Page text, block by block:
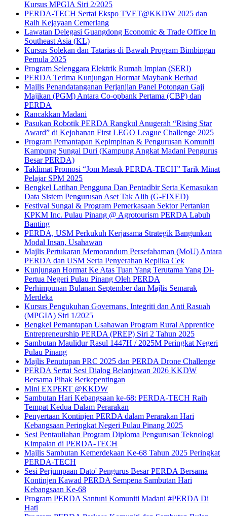
Kursus MPGIA Siri 2/2025
PERDA-TECH Sertai Ekspo TVET@KKDW 2025 dan
Raih Kejayaan Cemerlang
Lawatan Delegasi Guangdong Economic & Trade Office In
Southeast Asia (KL)
Kursus Solekan dan Tatarias di Bawah Program Bimbingan
Pemula 2025
Program Selenggara Elektrik Rumah Impian (SERI)
PERDA Terima Kunjungan Hormat Maybank Berhad
Majlis Penandatanganan Perjanjian Panel Potongan Gaji
Majikan (PGM) Antara Co-opbank Pertama (CBP) dan
PERDA
Rancakkan Madani
Pasukan Robotik PERDA Rangkul Anugerah “Rising Star
Award” di Kejohanan First LEGO League Challenge 2025
Program Pemantapan Kepimpinan & Pengurusan Komuniti
Kampung Sungai Duri (Kampung Angkat Madani Pengurus
Besar PERDA)
Taklimat Promosi “Jom Masuk PERDA-TECH” Tarik Minat
Pelajar SPM 2025
Bengkel Latihan Pengguna Dan Pentadbir Serta Kemasukan
Data Sistem Pengurusan Aset Tak Alih (G-FIXED)
Festival Sungai & Program Pemerkasaan Sektor Pertanian
KPKM Inc. Pulau Pinang @ Agrotourism PERDA Labuh
Banting
PERDA, USM Perkukuh Kerjasama Strategik Bangunkan
Modal Insan, Usahawan
Majlis Pertukaran Memorandum Persefahaman (MoU) Antara
PERDA dan USM Serta Penyerahan Replika Cek
Kunjungan Hormat Ke Atas Tuan Yang Terutama Yang Di-
Pertua Negeri Pulau Pinang Oleh PERDA
Perhimpunan Bulanan September dan Majlis Semarak
Merdeka
Kursus Pengukuhan Governans, Integriti dan Anti Rasuah
(MPGIA) Siri 1/2025
Bengkel Pemantapan Usahawan Program Rural Apprentice
Entrepreneurship PERDA (PREP) Siri 2 Tahun 2025
Sambutan Maulidur Rasul 1447H / 2025M Peringkat Negeri
Pulau Pinang
Majlis Penutupan PRC 2025 dan PERDA Drone Challenge
PERDA Sertai Sesi Dialog Belanjawan 2026 KKDW
Bersama Pihak Berkepentingan
Mini EXPERT @KKDW
Sambutan Hari Kebangsaan ke-68: PERDA-TECH Raih
Tempat Kedua Dalam Perarakan
Penyertaan Kontinjen PERDA dalam Perarakan Hari
Kebangsaan Peringkat Negeri Pulau Pinang 2025
Sesi Pentauliahan Program Diploma Pengurusan Teknologi
Kimpalan di PERDA-TECH
Majlis Sambutan Kemerdekaan Ke-68 Tahun 2025 Peringkat
PERDA-TECH
Sesi Perjumpaan Dato' Pengurus Besar PERDA Bersama
Kontinjen Kawad PERDA Sempena Sambutan Hari
Kebangsaan Ke-68
Program PERDA Santuni Komuniti Madani #PERDA Di
Hati